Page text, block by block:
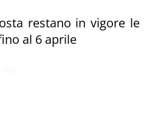
restano in vigore
al 6 aprile